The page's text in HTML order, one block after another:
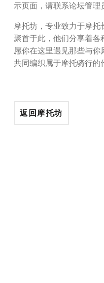
示页面，请联系论坛管理
摩托坊，专业致力于摩
聚首于此，他们分享着各
愿你在这里遇见那些与你
共同编织属于摩托骑行的
返回摩托坊